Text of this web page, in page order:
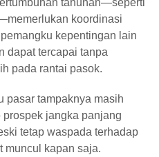
tahunan—seperti
koordinasi
kepentingan lain
dapat tercapai tanpa
pada rantai pasok.
pasar tampaknya masih
jangka panjang
tetap waspada terhadap
muncul kapan saja.